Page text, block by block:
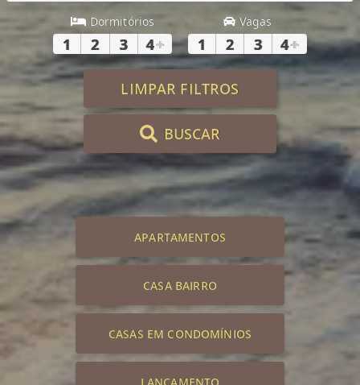
Dormitórios
1 2 3 4+
Vagas
1 2 3 4+
LIMPAR FILTROS
BUSCAR
APARTAMENTOS
CASA BAIRRO
CASAS EM CONDOMÍNIOS
LANÇAMENTO